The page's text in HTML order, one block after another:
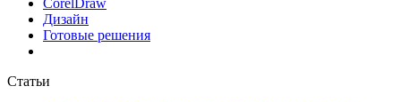
Дизайн
Готовые решения
Статьи